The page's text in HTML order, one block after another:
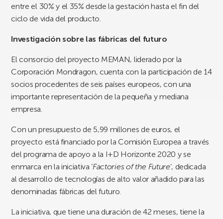
entre el 30% y el 35% desde la gestación hasta el fin del
ciclo de vida del producto.
Investigación sobre las fábricas del futuro
El consorcio del proyecto MEMAN, liderado por la
Corporación Mondragon, cuenta con la participación de 14
socios procedentes de seis países europeos, con una
importante representación de la pequeña y mediana
empresa.
Con un presupuesto de 5,99 millones de euros, el
proyecto está financiado por la Comisión Europea a través
del programa de apoyo a la I+D Horizonte 2020 y se
enmarca en la iniciativa ‘Factories of the Future’, dedicada
al desarrollo de tecnologías de alto valor añadido para las
denominadas fábricas del futuro.
La iniciativa, que tiene una duración de 42 meses, tiene la